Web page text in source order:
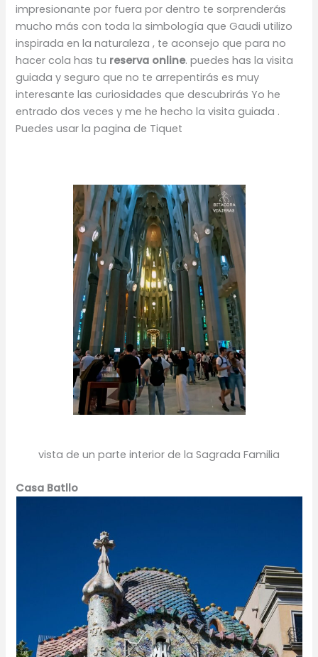
impresionante por fuera por dentro te sorprenderás
mucho más con toda la simbología que Gaudi utilizo
inspirada en la naturaleza , te aconsejo que para no
hacer cola has tu reserva online. puedes has la visita
guiada y seguro que no te arrepentirás es muy
interesante las curiosidades que descubrirás Yo he
entrado dos veces y me he hecho la visita guiada .
Puedes usar la pagina de Tiquet
vista de un parte interior de la Sagrada Familia
Casa Batllo